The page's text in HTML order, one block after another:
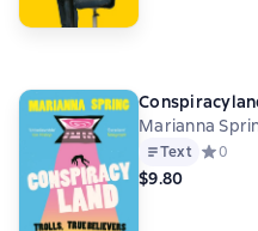
Marianna
Text 0
$9.80